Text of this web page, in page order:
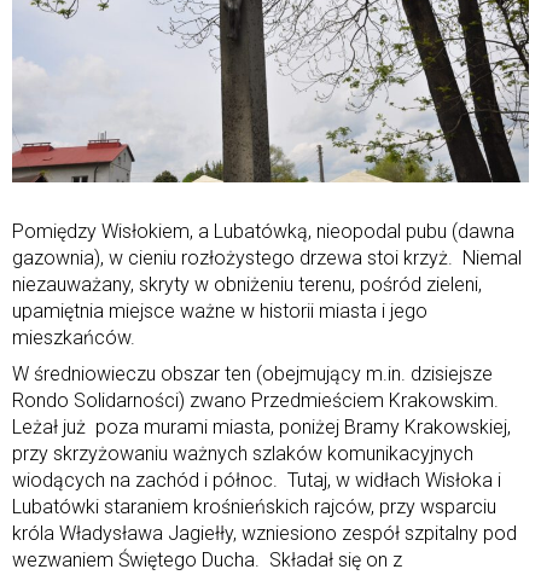
Pomiędzy Wisłokiem, a Lubatówką, nieopodal pubu (dawna
gazownia), w cieniu rozłożystego drzewa stoi krzyż. Niemal
niezauważany, skryty w obniżeniu terenu, pośród zieleni,
upamiętnia miejsce ważne w historii miasta i jego
mieszkańców.
W średniowieczu obszar ten (obejmujący m.in. dzisiejsze
Rondo Solidarności) zwano Przedmieściem Krakowskim.
Leżał już poza murami miasta, poniżej Bramy Krakowskiej,
przy skrzyżowaniu ważnych szlaków komunikacyjnych
wiodących na zachód i północ. Tutaj, w widłach Wisłoka i
Lubatówki staraniem krośnieńskich rajców, przy wsparciu
króla Władysława Jagiełły, wzniesiono zespół szpitalny pod
wezwaniem Świętego Ducha. Składał się on z